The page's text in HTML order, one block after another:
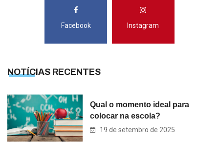
Facebook Instagram
NOTÍCIAS RECENTES
Qual o momento ideal para
colocar na escola?
19 de setembro de 2025